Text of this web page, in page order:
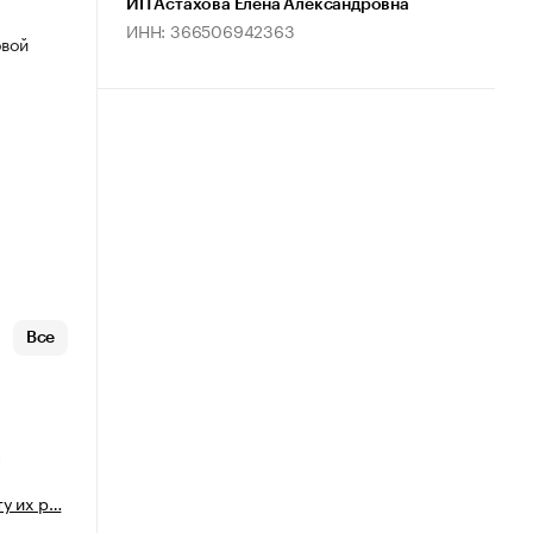
Все
их р…
ИП Астахова Елена Александровна
ИНН: 366506942363